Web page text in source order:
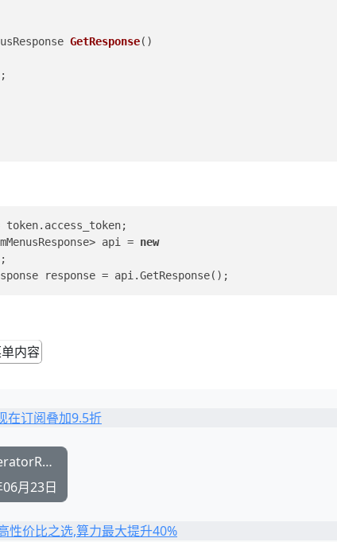
GetResponse()
token.access_token;
api =
new
response = api.GetResponse();
使用async/await语法es5模式下报错regeneratorRuntime is not defined
月23日